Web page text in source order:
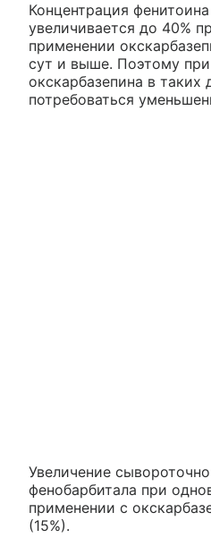
Концентрация
увеличивается до 40%
применении
сут и выше. Поэтому
окскарбазепина в таких
потребоваться
Увеличение
фенобарбитала при
применении с
(15%).